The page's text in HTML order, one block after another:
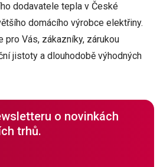
dodavatele tepla v České
domácího výrobce elektřiny.
Vás, zákazníky, zárukou
jistoty a dlouhodobě výhodných
o novinkách
trhů.